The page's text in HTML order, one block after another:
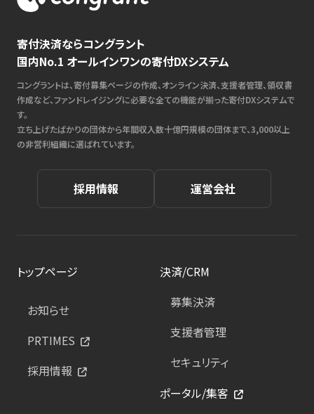
寄付決済ならコングラント
国内No.1 オールインワンの寄付DXシステム
コングラントは、寄付募集ページの作成、オンライン決済、支援者管理、領収書
作成など、ファンドレイジングに必要な全ての機能が揃った寄付DXシステムで
す。
立ち上げたばかりの団体から年間収入数十億円規模の団体まで、3,000以上
の非営利組織に選ばれています。
採用情報 運営会社
トップページ
お知らせ
PRTIMES
採用情報
決済/CRM
募集決済
支援者管理
セキュリティ
ポータル/集客